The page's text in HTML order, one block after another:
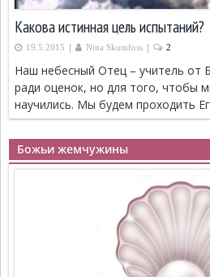
Какова истинная цель испытаний?
19.5.2015 | Nina Skumfoss | 2
Наш небесный Отец – учитель от
ради оценок, но для того, чтобы
научились. Мы будем проходить
Божьи жемчужины